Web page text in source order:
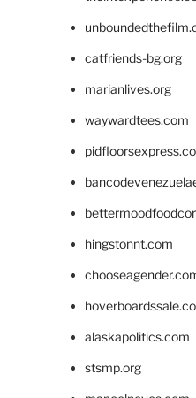
catfriends-bg.org
marianlives.org
waywardtees.com
hingstonnt.com
alaskapolitics.com
stsmp.org